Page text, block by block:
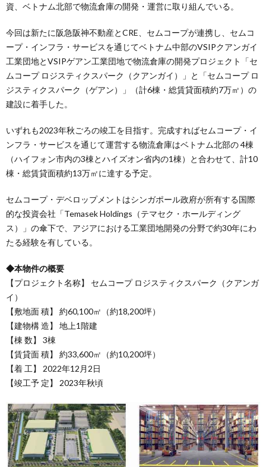
資、ベトナム北部で物流倉庫の開発・運営に取り組んでいる。
今回は新たに阪急阪神不動産とCRE、セムコープが連携し、セムコ
ープ・インフラ・サービスを通じてベトナム中部のVSIPクアンガイ
工業団地とVSIPゲアン工業団地で物流倉庫の開発プロジェクト「セ
ムコープ ロジスティクスパーク（クアンガイ）」と「セムコープ ロ
ジスティクスパーク（ゲアン）」（計6棟・総賃貸面積約7万㎡）の
建設に着手した。
いずれも2023年秋ごろの竣工を目指す。完成すればセムコープ・イ
ンフラ・サービスを通じて運営する物流倉庫はベトナム北部の 4棟
（ハイフォン市内の3棟とハイズオン省内の1棟）と合わせて、計10
棟・総賃貸面積約13万㎡に達する予定。
セムコープ・デベロップメントはシンガポール政府が所有する国際
的な投資会社「Temasek Holdings（テマセク・ホールディング
ス）」の傘下で、アジアにおける工業団地開発の分野で約30年にわ
たる経験を有している。
◆本物件の概要
【プロジェクト名称】 セムコープ ロジスティクスパーク（クアンガ
イ）
【敷地面 積】 約60,100㎡（約18,200坪）
【建物構 造】 地上1階建
【棟 数】 3棟
【賃貸面 積】 約33,600㎡（約10,200坪）
【着 工】 2022年12月2日
【竣工予 定】 2023年秋頃